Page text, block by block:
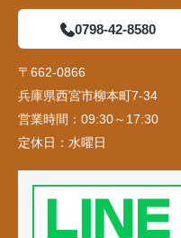
0798-42-8580
〒662-0866
兵庫県西宮市柳本町7-34
営業時間： 09:30～17:30
定休日： 水曜日